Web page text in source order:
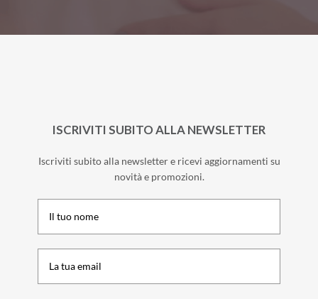
ISCRIVITI SUBITO ALLA NEWSLETTER
Iscriviti subito alla newsletter e ricevi aggiornamenti su
novità e promozioni.